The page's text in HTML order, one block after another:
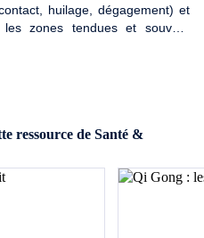
huilage, dégagement) et
zones tendues et souvent
ressource de Santé &